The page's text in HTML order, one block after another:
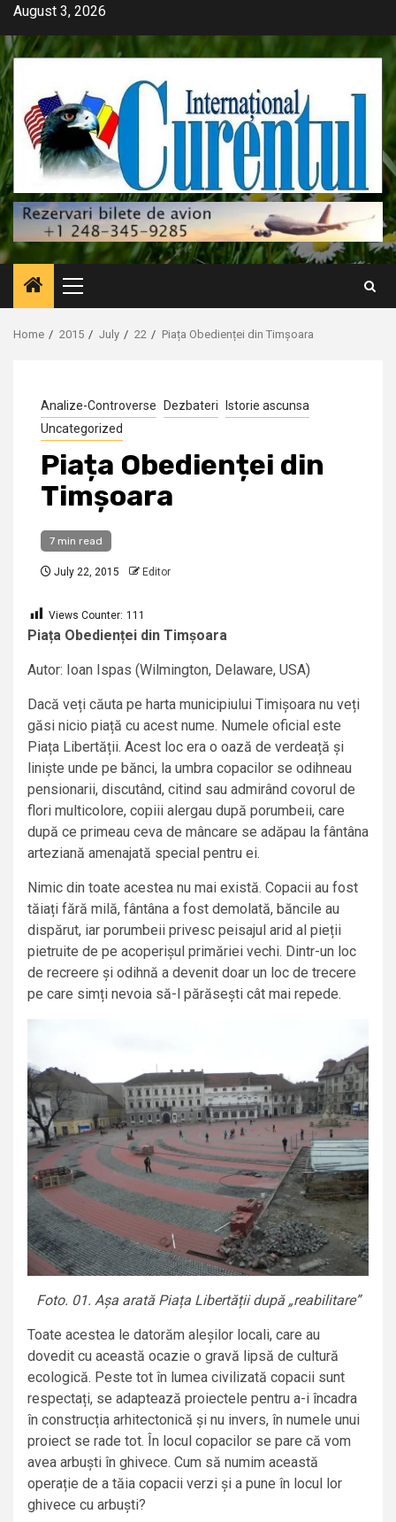
Skip
content
August 3, 2026
Primary
Menu
Home 2015 July 22 Piața Obedienței din Timșoara
Analize-Controverse Dezbateri
Istorie ascunsa
Uncategorized
Piața Obedienței din
Timșoara
7 min read
July 22, 2015 Editor
Views Counter: 111
Piața Obedienței din Timșoara
Autor: Ioan Ispas (Wilmington, Delaware, USA)
Dacă veți căuta pe harta municipiului Timișoara nu veți
găsi nicio piață cu acest nume. Numele oficial este
Piața Libertății. Acest loc era o oază de verdeață și
liniște unde pe bănci, la umbra copacilor se odihneau
pensionarii, discutând, citind sau admirând covorul de
flori multicolore, copiii alergau după porumbeii, care
după ce primeau ceva de mâncare se adăpau la fântâna
arteziană amenajată special pentru ei.
Nimic din toate acestea nu mai există. Copacii au fost
tăiați fără milă, fântâna a fost demolată, băncile au
dispărut, iar porumbeii privesc peisajul arid al pieții
pietruite de pe acoperișul primăriei vechi. Dintr-un loc
de recreere și odihnă a devenit doar un loc de trecere
pe care simți nevoia să-l părăsești cât mai repede.
Foto. 01. Așa arată Piața Libertății după „reabilitare”
Toate acestea le datorăm aleșilor locali, care au
dovedit cu această ocazie o gravă lipsă de cultură
ecologică. Peste tot în lumea civilizată copacii sunt
respectați, se adaptează proiectele pentru a-i încadra
în construcția arhitectonică și nu invers, în numele unui
proiect se rade tot. În locul copacilor se pare că vom
avea arbuști în ghivece. Cum să numim această
operație de a tăia copacii verzi și a pune în locul lor
ghivece cu arbuști?